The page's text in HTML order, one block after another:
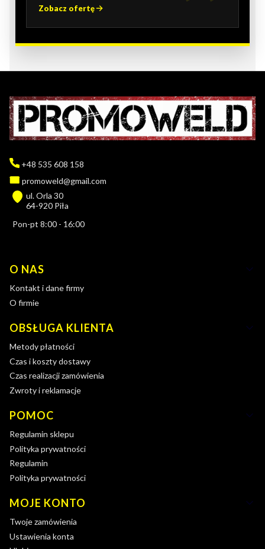
Zobacz ofertę
+48 535 608 158
promoweld@gmail.com
ul. Orla 30
64-920 Piła
Pon-pt 8:00 - 16:00
Linki w stopce
O NAS
Kontakt i dane firmy
O firmie
OBSŁUGA KLIENTA
Metody płatności
Czas i koszty dostawy
Czas realizacji zamówienia
Zwroty i reklamacje
POMOC
Regulamin sklepu
Polityka prywatności
Regulamin
Polityka prywatności
MOJE KONTO
Twoje zamówienia
Ustawienia konta